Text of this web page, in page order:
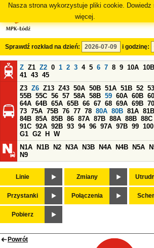
Nasza strona wykorzystuje pliki cookie. Dowiedz
więcej.
Sprawdź rozkład na dzień: i godzinę:
Z Z1 Z2 0 1 2 3 4 5 6 7 8 9 10A 10B
41 43 45
Z3 Z6 Z13 Z43 50A 50B 51A 51B 52
55B 55C 56 57 58A 58B 59 60A 60B
64A 64B 65A 65B 66 67 68 69A 69B 70
73 75A 75B 76 77 78 80A 80B 81A 81B
84B 85A 85B 86 87A 87B 88A 88B 88C
91C 92A 92B 93 94 96 97A 97B 99 100
G1 G2 H
W
N1A
N1B N2 N3A N3B N4A N4B N5A
N9
Linie Zmiany
Przystanki Połączenia
Pobierz
Powrót